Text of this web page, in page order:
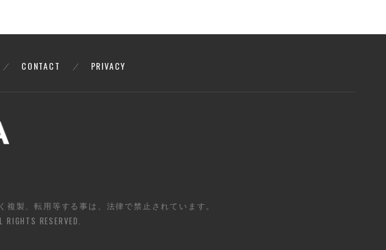
CONTACT PRIVACY
製、転用等する事は、法律で禁止されています。
RESERVED.